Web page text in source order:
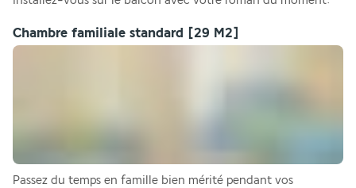
Chambre familiale standard [29 M2]
Passez du temps en famille bien mérité pendant vos